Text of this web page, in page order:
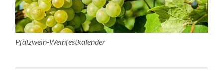
Pfalzwein-Weinfestkalender